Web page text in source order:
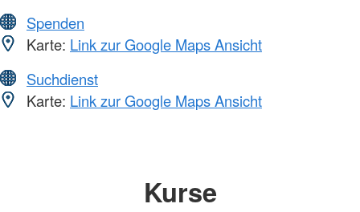
Spenden
Karte: Link zur Google Maps Ansicht
Suchdienst
Karte: Link zur Google Maps Ansicht
Kurse